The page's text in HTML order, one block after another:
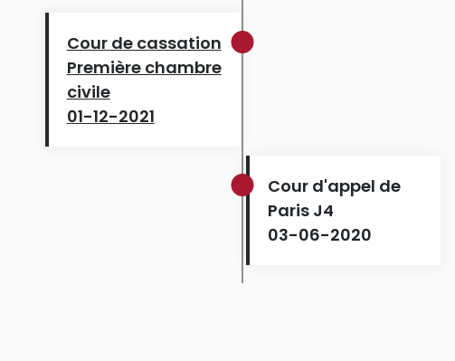
Cour de cassation
Première chambre
civile
01-12-2021
Cour d'appel de
Paris J4
03-06-2020